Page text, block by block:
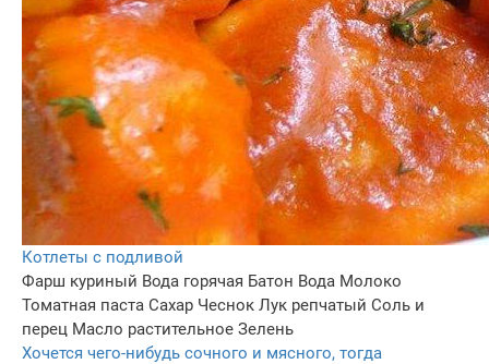
Котлеты с подливой
Фарш куриный Вода горячая Батон Вода Молоко
Томатная паста Сахар Чеснок Лук репчатый Соль и
перец Масло растительное Зелень
Хочется чего-нибудь сочного и мясного, тогда